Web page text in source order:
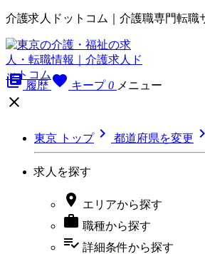
介護求人ドットコム｜介護職専門転職
library_books 履歴 favorite キープ 0 メニュー

東京 トップ 都道府県を変更 
求人を探す
 エリアから探す
 職種から探す
playlist_add_check 詳細条件から探す